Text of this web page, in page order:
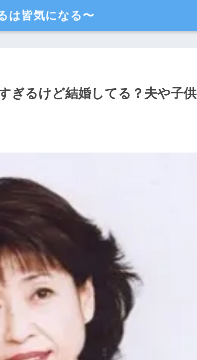
は皆気になる〜
ぎるけど結婚してる？夫や子供